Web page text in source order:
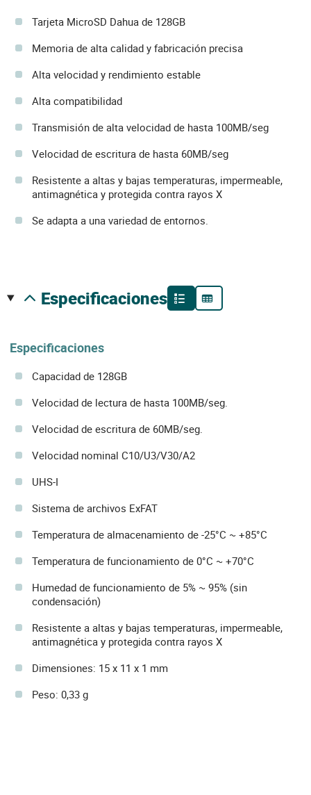
Tarjeta MicroSD Dahua de 128GB
Memoria de alta calidad y fabricación precisa
Alta velocidad y rendimiento estable
Alta compatibilidad
Transmisión de alta velocidad de hasta 100MB/seg
Velocidad de escritura de hasta 60MB/seg
Resistente a altas y bajas temperaturas, impermeable,
antimagnética y protegida contra rayos X
Se adapta a una variedad de entornos.
especificaciones
Especificaciones
Capacidad de 128GB
Velocidad de lectura de hasta 100MB/seg.
Velocidad de escritura de 60MB/seg.
Velocidad nominal C10/U3/V30/A2
UHS-I
Sistema de archivos ExFAT
Temperatura de almacenamiento de -25°C ~ +85°C
Temperatura de funcionamiento de 0°C ~ +70°C
Humedad de funcionamiento de 5% ~ 95% (sin
condensación)
Resistente a altas y bajas temperaturas, impermeable,
antimagnética y protegida contra rayos X
Dimensiones: 15 x 11 x 1 mm
Peso: 0,33 g